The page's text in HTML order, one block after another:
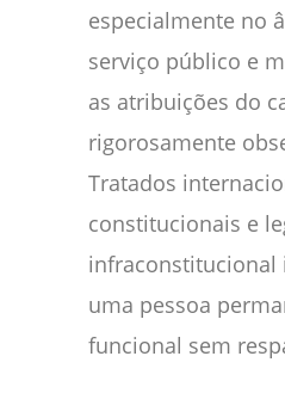
especialmente no
serviço público e
as atribuições do
rigorosamente
Tratados
constitucionais e
infraconstitucional
uma pessoa
funcional sem